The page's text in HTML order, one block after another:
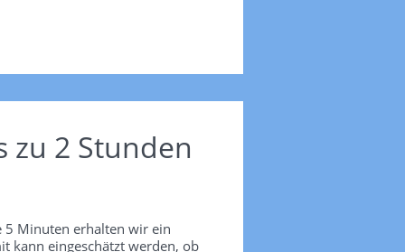
zu 2 Stunden
5 Minuten erhalten wir ein
kann eingeschätzt werden, ob